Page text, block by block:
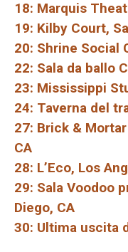
18: Marquis
19: Kilby Court,
20: Shrine Social
22: Sala da ballo
23: Mississippi
24: Taverna del
27: Brick &
CA
28: L’Eco, Los
29: Sala Voodoo
Diego, CA
30: Ultima uscita